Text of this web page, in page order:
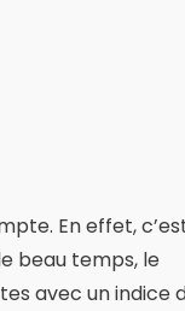
En effet,
beau temps, le
avec un indice